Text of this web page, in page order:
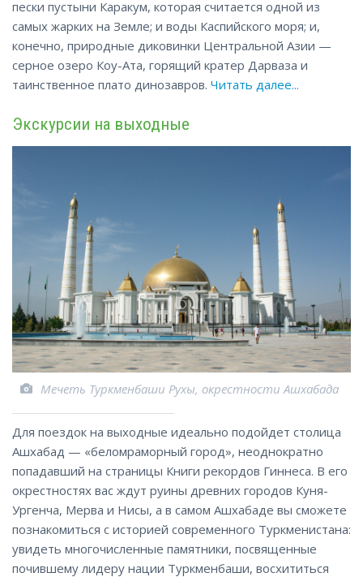
пески пустыни Каракум, которая считается одной из
самых жарких на Земле; и воды Каспийского моря; и,
конечно, природные диковинки Центральной Азии —
серное озеро Коу-Ата, горящий кратер Дарваза и
таинственное плато динозавров. Читать далее...
Экскурсии на выходные
Мечеть Туркменбаши Рухы, окрестности Ашхабада
Для поездок на выходные идеально подойдет столица
Ашхабад — «беломраморный город», неоднократно
попадавший на страницы Книги рекордов Гиннеса. В его
окрестностях вас ждут руины древних городов Куня-
Ургенча, Мерва и Нисы, а в самом Ашхабаде вы сможете
познакомиться с историей современного Туркменистана:
увидеть многочисленные памятники, посвященные
почившему лидеру нации Туркменбаши, восхититься